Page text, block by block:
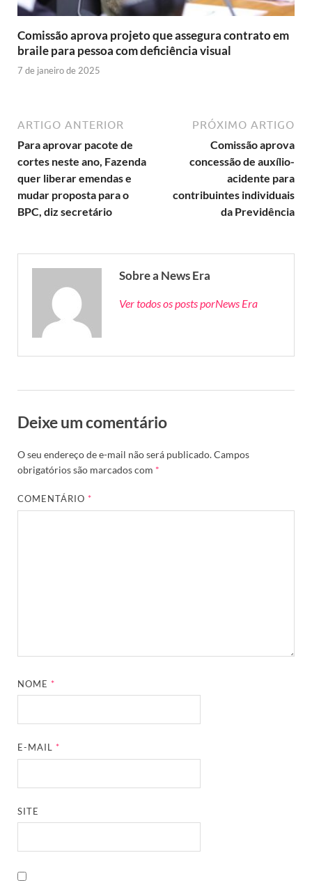
Comissão aprova projeto que assegura contrato em
braile para pessoa com deficiência visual
7 de janeiro de 2025
ARTIGO ANTERIOR
Para aprovar pacote de
cortes neste ano, Fazenda
quer liberar emendas e
mudar proposta para o
BPC, diz secretário
PRÓXIMO ARTIGO
Comissão aprova
concessão de auxílio-
acidente para
contribuintes individuais
da Previdência
Sobre a News Era
Ver todos os posts porNews Era
Deixe um comentário
O seu endereço de e-mail não será publicado.Campos
obrigatórios são marcados com *
COMENTÁRIO*
NOME*
E-MAIL*
SITE